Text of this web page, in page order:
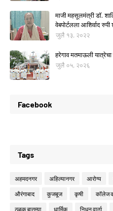
माजी महसूलमंत्री डॉ.
वेबपोर्टलला आशिर्वाद
जुलै १३, २०२२
हरेगाव मतमाऊली यात्रेचा
जुलै ०५, २०२६
Facebook
Tags
अहमदनगर अहिल्यानगर आरोग्य
औरंगाबाद कुजबूज कृषी कॉलेज
ठळक बातम्या धार्मिक निधन वार्ता